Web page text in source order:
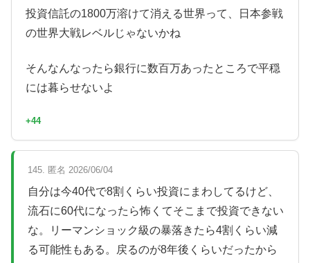
投資信託の1800万溶けて消える世界って、日本参戦
の世界大戦レベルじゃないかね
そんなんなったら銀行に数百万あったところで平穏
には暮らせないよ
+44
145. 匿名 2026/06/04
自分は今40代で8割くらい投資にまわしてるけど、
流石に60代になったら怖くてそこまで投資できない
な。リーマンショック級の暴落きたら4割くらい減
る可能性もある。戻るのが8年後くらいだったから